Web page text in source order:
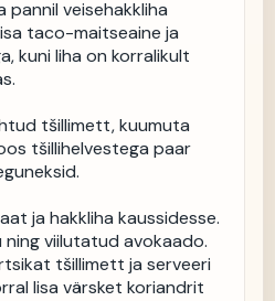
pannil veisehakkliha
taco-maitseaine ja
kuni liha on korralikult
tšillimett, kuumuta
tšillihelvestega paar
ja hakkliha kaussidesse.
ning viilutatud avokaado.
tšillimett ja serveeri
lisa värsket koriandrit